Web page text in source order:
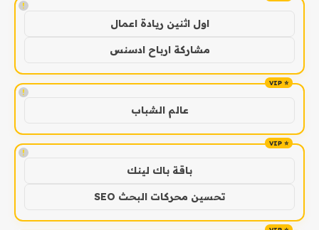
!
اول اثنين ريادة اعمال
مشاركة ارباح ادسنس
!
عالم الشباب
!
باقة باك لينك
تحسين محركات البحث SEO